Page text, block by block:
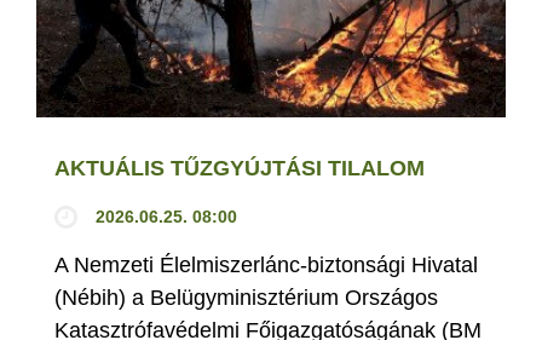
AKTUÁLIS TŰZGYÚJTÁSI TILALOM
2026.06.25. 08:00
A Nemzeti Élelmiszerlánc-biztonsági Hivatal
(Nébih) a Belügyminisztérium Országos
Katasztrófavédelmi Főigazgatóságának (BM